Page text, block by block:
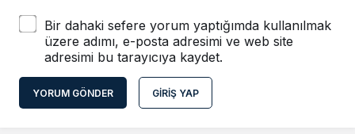
Bir dahaki sefere yorum yaptığımda kullanılmak
üzere adımı, e-posta adresimi ve web site
adresimi bu tarayıcıya kaydet.
YORUM GÖNDER GIRIŞ YAP